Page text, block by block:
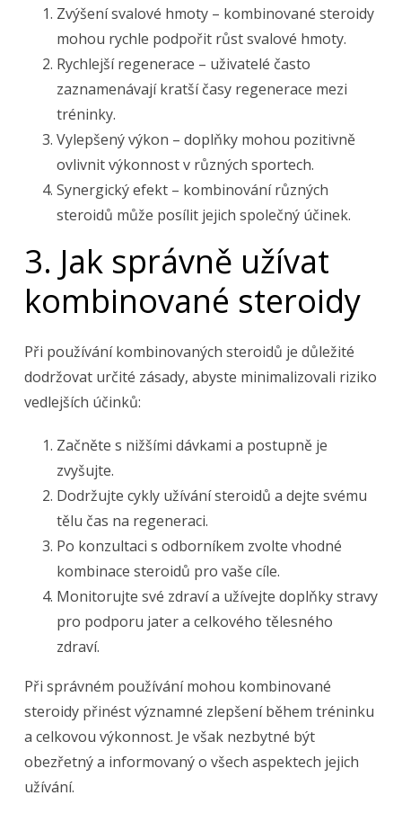
Zvýšení svalové hmoty – kombinované steroidy
mohou rychle podpořit růst svalové hmoty.
Rychlejší regenerace – uživatelé často
zaznamenávají kratší časy regenerace mezi
tréninky.
Vylepšený výkon – doplňky mohou pozitivně
ovlivnit výkonnost v různých sportech.
Synergický efekt – kombinování různých
steroidů může posílit jejich společný účinek.
3. Jak správně užívat
kombinované steroidy
Při používání kombinovaných steroidů je důležité
dodržovat určité zásady, abyste minimalizovali riziko
vedlejších účinků:
Začněte s nižšími dávkami a postupně je
zvyšujte.
Dodržujte cykly užívání steroidů a dejte svému
tělu čas na regeneraci.
Po konzultaci s odborníkem zvolte vhodné
kombinace steroidů pro vaše cíle.
Monitorujte své zdraví a užívejte doplňky stravy
pro podporu jater a celkového tělesného
zdraví.
Při správném používání mohou kombinované
steroidy přinést významné zlepšení během tréninku
a celkovou výkonnost. Je však nezbytné být
obezřetný a informovaný o všech aspektech jejich
užívání.